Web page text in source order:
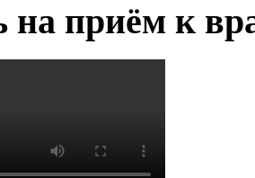
на приём к